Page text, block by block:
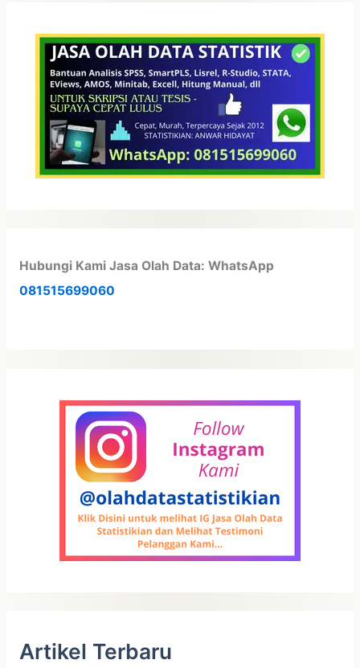
Hubungi Kami Jasa Olah Data: WhatsApp
081515699060
Artikel Terbaru